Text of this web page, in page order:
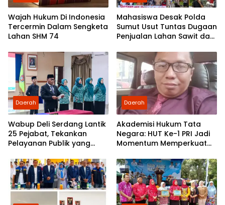
Wajah Hukum Di Indonesia
Tercermin Dalam Sengketa
Lahan SHM 74
Mahasiswa Desak Polda
Sumut Usut Tuntas Dugaan
Penjualan Lahan Sawit dan
Partai Demokrat Sumut
Daerah
Wabup Deli Serdang Lantik
25 Pejabat, Tekankan
Pelayanan Publik yang
Daerah
Akademisi Hukum Tata
Negara: HUT Ke-1 PRI Jadi
Momentum Memperkuat
Pengabdian kepada
Rakyat